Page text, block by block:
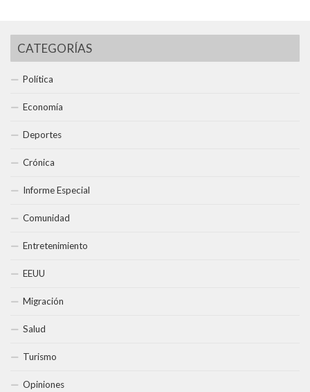
CATEGORÍAS
Política
Economía
Deportes
Crónica
Informe Especial
Comunidad
Entretenimiento
EEUU
Migración
Salud
Turismo
Opiniones